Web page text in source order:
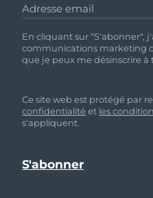
Adresse email
En cliquant sur "S'abonner",
communications marketing
que je peux me désinscrire
Ce site web est protégé par
confidentialité et les
s'appliquent.